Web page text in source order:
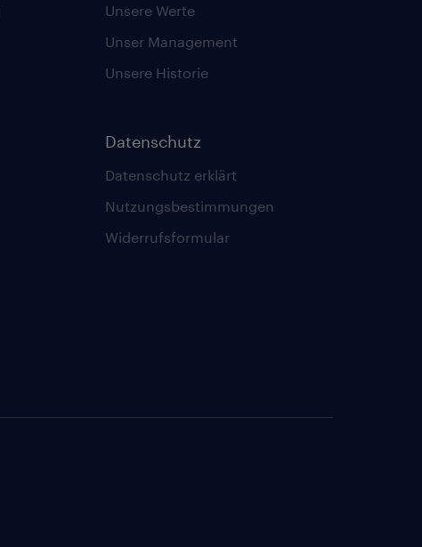
Unsere Werte
Unser Management
Unsere Historie
Datenschutz
Datenschutz erklärt
Nutzungsbestimmungen
Widerrufsformular